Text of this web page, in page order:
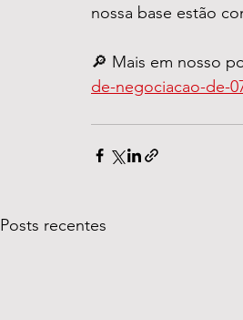
nossa base estão
🔎 Mais em nosso
de-negociacao-de-
Posts recentes